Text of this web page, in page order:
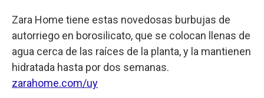
Zara Home tiene estas novedosas burbujas de
autorriego en borosilicato, que se colocan llenas de
agua cerca de las raíces de la planta, y la mantienen
hidratada hasta por dos semanas.
zarahome.com/uy